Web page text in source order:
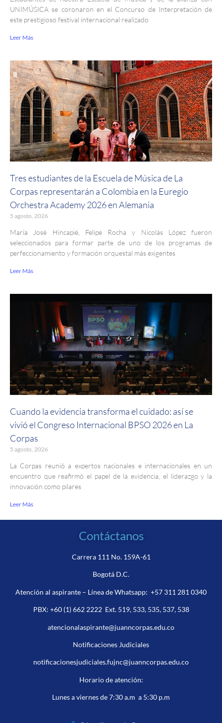
UNIMÚSICA se coronaron en el Concurso de Interpretación de
este prestigioso festival internacional realizado
Leer Más
Tres estudiantes de la Escuela de Música de La
Corpas representarán a Colombia en la Euregio
Orchestra Academy 2026 en Alemania
5 agosto, 2026
María José Hincapié, Felipe Rocha y Nicolás López fueron
seleccionados para formar parte de uno de los programas de
perfeccionamiento y formación orquestal más exigentes
Leer Más
Cuando la evidencia transforma el cuidado: así se
vivió el Congreso Internacional BPSO 2026 en La
Corpas
5 agosto, 2026
La Corpas reunió a expertos nacionales e internacionales en un
encuentro que reafirmó el papel de la evidencia, el liderazgo y la
innovación como pilares
Leer Más
Contáctanos
Carrera 111 No. 159A-61
Bogotá D.C.
Atención al aspirante – Línea de Whatsapp: +57 311 281 0340
PBX: +60 (1) 662 2222Ext. 519, 533, 535, 537, 538
atencionalaspirante@juanncorpas.edu.co
Notificaciones Judiciales
notificacionesjudiciales.fujnc@juanncorpas.edu.co
Horario de atención:
Lunes a viernes de 7:30 a.m a 5:30 p.m